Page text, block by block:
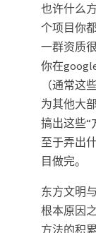
也许什么
个项目你
一群资质
你在
（通常这
为其他大
搞出这些“
至于弄出
目做完。
东方文明
根本原因
方法的积